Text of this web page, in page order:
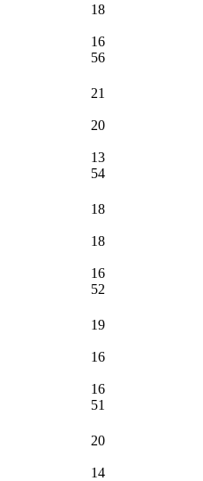
18
16
56
21
20
13
54
18
18
16
52
19
16
16
51
20
14